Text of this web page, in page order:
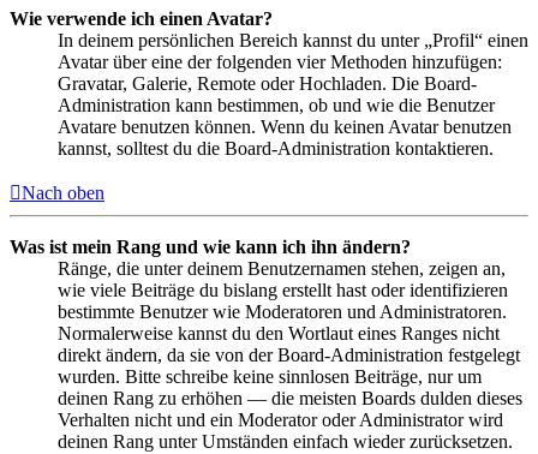
Wie verwende ich einen Avatar?
In deinem persönlichen Bereich kannst du unter „Profil“ einen
Avatar über eine der folgenden vier Methoden hinzufügen:
Gravatar, Galerie, Remote oder Hochladen. Die Board-
Administration kann bestimmen, ob und wie die Benutzer
Avatare benutzen können. Wenn du keinen Avatar benutzen
kannst, solltest du die Board-Administration kontaktieren.
Nach oben
Was ist mein Rang und wie kann ich ihn ändern?
Ränge, die unter deinem Benutzernamen stehen, zeigen an,
wie viele Beiträge du bislang erstellt hast oder identifizieren
bestimmte Benutzer wie Moderatoren und Administratoren.
Normalerweise kannst du den Wortlaut eines Ranges nicht
direkt ändern, da sie von der Board-Administration festgelegt
wurden. Bitte schreibe keine sinnlosen Beiträge, nur um
deinen Rang zu erhöhen — die meisten Boards dulden dieses
Verhalten nicht und ein Moderator oder Administrator wird
deinen Rang unter Umständen einfach wieder zurücksetzen.